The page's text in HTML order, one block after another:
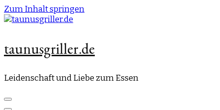
Zum Inhalt springen
taunusgriller.de
Leidenschaft und Liebe zum Essen